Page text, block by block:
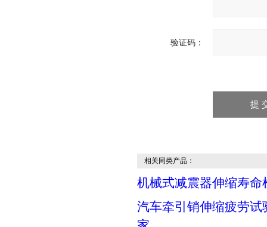
验证码：
相关同类产品：
机械式减震器伸缩寿命
汽车牵引销伸缩疲劳试